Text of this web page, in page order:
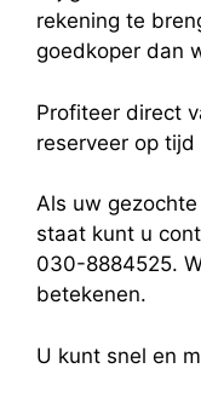
rekening te
goedkoper dan
Profiteer direct
reserveer op
Als uw
staat kunt u
030-8884525.
betekenen.
U kunt snel en